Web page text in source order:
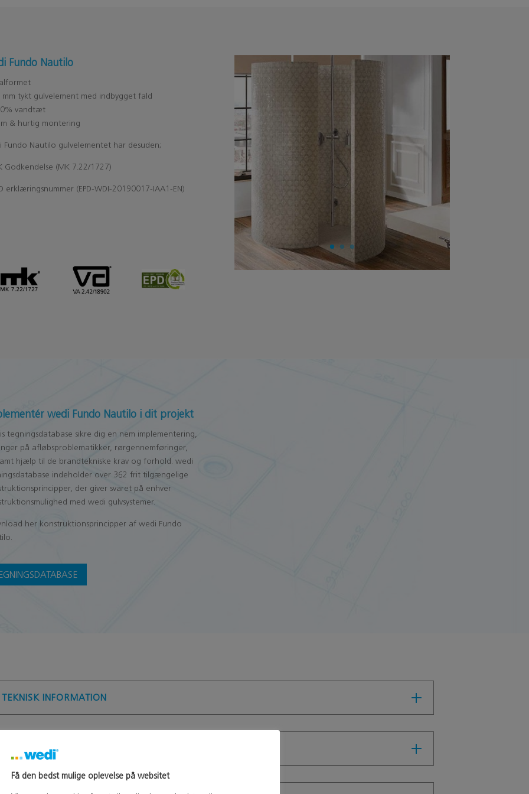
Fundo Nautilo
mm tykt gulvelement med indbygget fald
vandtæt
& hurtig montering
Fundo Nautilo gulvelementet har desuden;
Godkendelse (MK 7.22/1727)
erklæringsnummer (EPD-WDI-20190017-IAA1-EN)
wedi Fundo Nautilo i dit projekt
tegningsdatabase sikre dig en nem implementering,
på afløbsproblematikker, rørgennemføringer,
hjælp til de brandtekniske krav og forhold. wedi
indeholder over 362 frit tilgængelige
der giver svaret på enhver
med wedi gulvsystemer.
her konstruktionsprincipper af wedi Fundo
TEKNISK INFORMATION
STØRRELSER
Få den bedst mulige oplevelse på websitet